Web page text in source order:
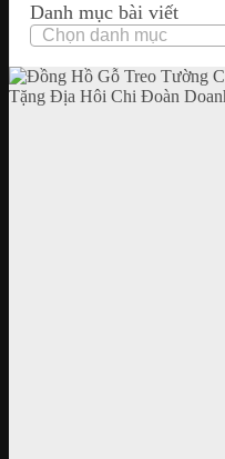
Danh mục bài viết
Danh
mục
bài
viết